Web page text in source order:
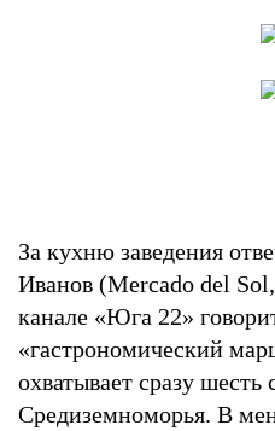
За кухню заведения
Иванов (Mercado del Sol,
канале «Юга 22»
«гастрономический
охватывает сразу шесть
Средиземноморья. В